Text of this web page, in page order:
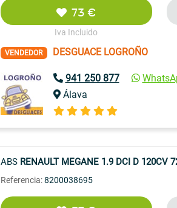
73 €
Iva Incluido
VENDEDOR DESGUACE LOGROÑO
941 250 877
Álava
ABS RENAULT MEGANE 1.9 DCI D 120CV
Referencia: 8200038695